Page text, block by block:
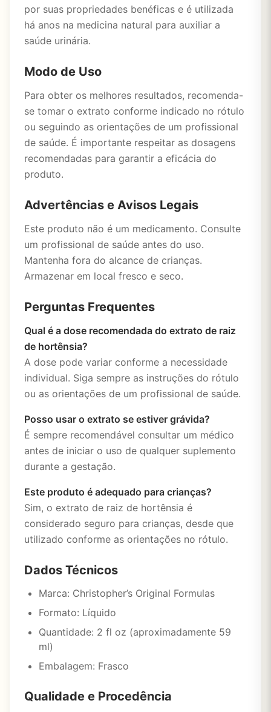
por suas propriedades benéficas e é utilizada
há anos na medicina natural para auxiliar a
saúde urinária.
Modo de Uso
Para obter os melhores resultados, recomenda-
se tomar o extrato conforme indicado no rótulo
ou seguindo as orientações de um profissional
de saúde. É importante respeitar as dosagens
recomendadas para garantir a eficácia do
produto.
Advertências e Avisos Legais
Este produto não é um medicamento. Consulte
um profissional de saúde antes do uso.
Mantenha fora do alcance de crianças.
Armazenar em local fresco e seco.
Perguntas Frequentes
Qual é a dose recomendada do extrato de raiz
de hortênsia?
A dose pode variar conforme a necessidade
individual. Siga sempre as instruções do rótulo
ou as orientações de um profissional de saúde.
Posso usar o extrato se estiver grávida?
É sempre recomendável consultar um médico
antes de iniciar o uso de qualquer suplemento
durante a gestação.
Este produto é adequado para crianças?
Sim, o extrato de raiz de hortênsia é
considerado seguro para crianças, desde que
utilizado conforme as orientações no rótulo.
Dados Técnicos
Marca: Christopher’s Original Formulas
Formato: Líquido
Quantidade: 2 fl oz (aproximadamente 59
ml)
Embalagem: Frasco
Qualidade e Procedência